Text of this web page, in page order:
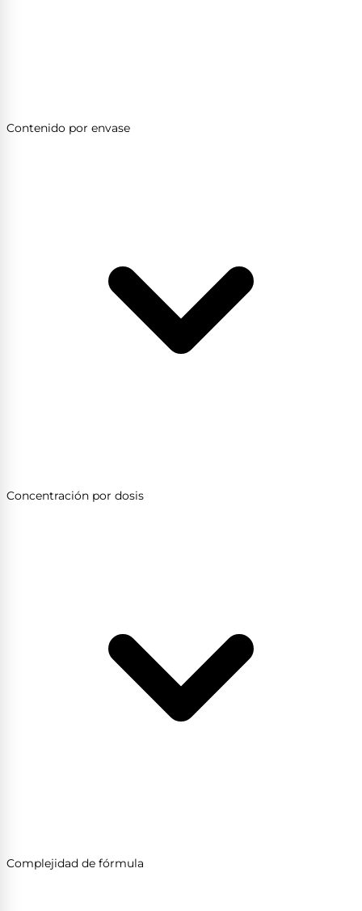
Contenido por envase
Concentración por dosis
Complejidad de fórmula